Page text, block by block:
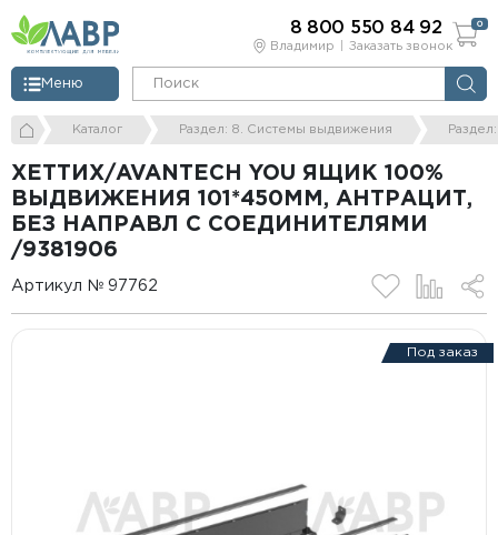
Владимир Заказать звонок
Меню
8 800 550 84 92 0
Каталог Раздел: 8. Системы выдвижения
ХЕТТИХ/AVANTECH YOU ЯЩИК 100%
ВЫДВИЖЕНИЯ 101*450ММ, АНТРАЦИТ,
БЕЗ НАПРАВЛ С СОЕДИНИТЕЛЯМИ
/9381906
Артикул № 97762
Под заказ